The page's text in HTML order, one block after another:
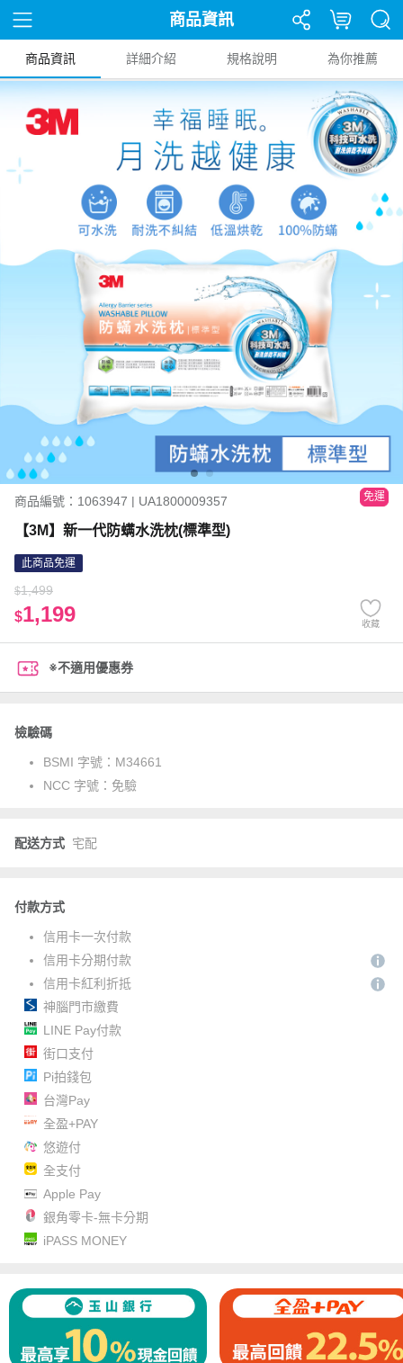
商品資訊
商品資訊 詳細介紹 規格說明 為你推薦
商品編號：1063947 | UA1800009357 免運
【3M】新一代防螨水洗枕(標準型)
此商品免運
$1,499
$1,199 收藏
※不適用優惠券
檢驗碼
BSMI 字號： M34661
NCC 字號： 免驗
配送方式 宅配
付款方式
信用卡一次付款
信用卡分期付款
信用卡紅利折抵
神腦門市繳費
LINE Pay付款
街口支付
Pi拍錢包
台灣Pay
全盈+PAY
悠遊付
全支付
Apple Pay
銀角零卡-無卡分期
iPASS MONEY